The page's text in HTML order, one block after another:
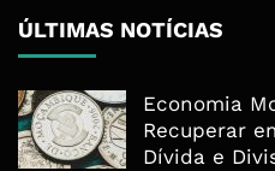
ÚLTIMAS NOTÍCIAS
Economia
Recuperar
Dívida e